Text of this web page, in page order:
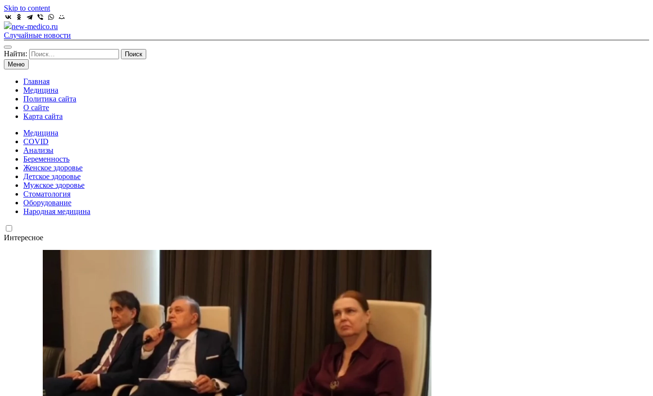
Skip to content
new-medico.ru
Случайные новости
Найти:
Меню
Главная
Медицина
Политика сайта
О сайте
Карта сайта
Медицина
COVID
Анализы
Беременность
Женское здоровье
Детское здоровье
Мужское здоровье
Стоматология
Оборудование
Народная медицина
Интересное